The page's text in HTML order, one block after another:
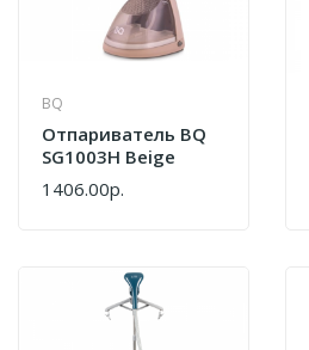
BQ
Отпариватель BQ
SG1003H Beige
1406.00р.